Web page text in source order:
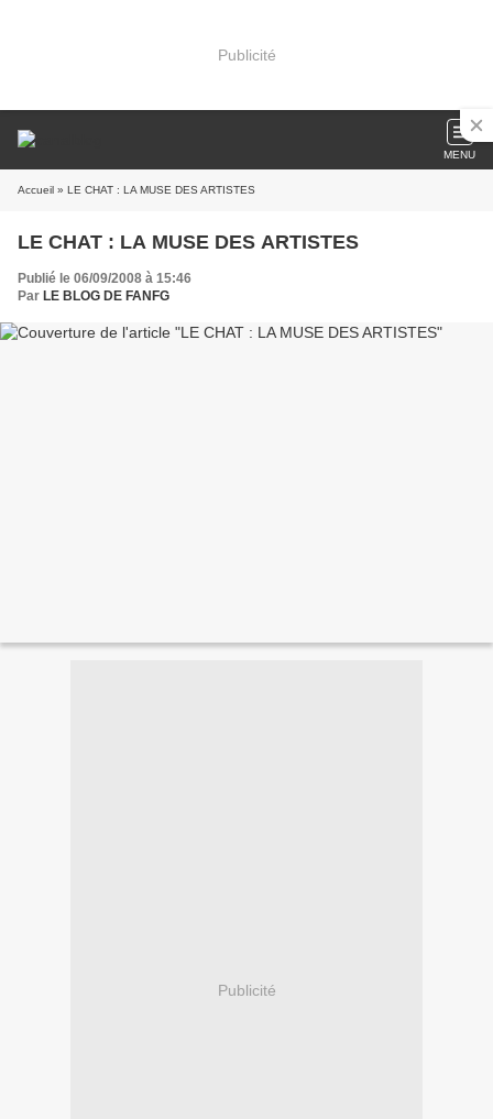
Publicité
MENU
Accueil » LE CHAT : LA MUSE DES ARTISTES
LE CHAT : LA MUSE DES ARTISTES
Publié le 06/09/2008 à 15:46
Par LE BLOG DE FANFG
Publicité